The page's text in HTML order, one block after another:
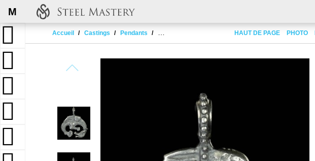
M
Accueil Castings Pendants Viking sea serpent pendantHAUT DE PAGE PHOTO